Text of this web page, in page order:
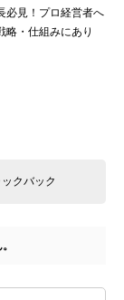
必見！プロ経営者へ
略・仕組みにあり
クバック